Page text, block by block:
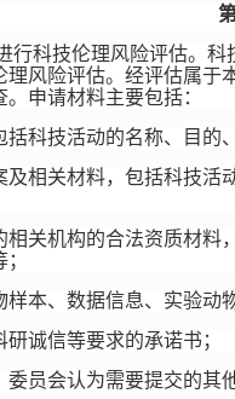
行科技伦理风险评估。
理风险评估。经评估属
申请材料主要包括：
括科技活动的名称、目
及相关材料，包括科技
相关机构的合法资质材
样本、数据信息、实验动
研诚信等要求的承诺书；
委员会认为需要提交的其